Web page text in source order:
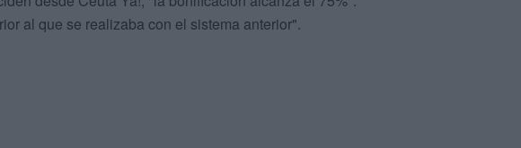
al que se realizaba con el sistema anterior".